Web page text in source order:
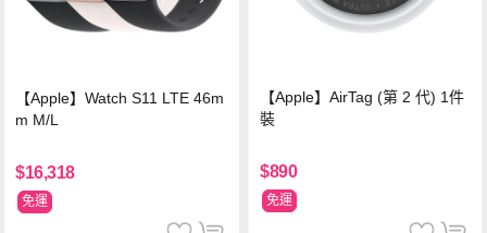
【Apple】Watch S11 LTE 46m
m M/L
$16,318
免運
【Apple】AirTag (第 2 代) 1件
裝
$890
免運